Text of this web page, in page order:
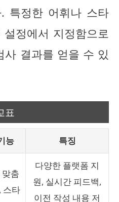
특정한 어휘나 스타
정에서 지정함으로
결과를 얻을 수 있
표
능 특징
춤
스타
다양한 플랫폼 지
원, 실시간 피드백,
이전 작성 내용 저